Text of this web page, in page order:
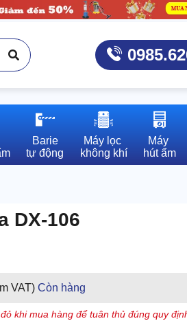
Barie
tự động
Máy lọc
không khí
Máy
hút ẩm
DX-106
VAT) Còn hàng
khi mua hàng để tuân thủ đúng quy